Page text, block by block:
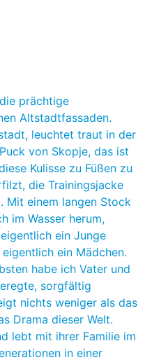
prächtige
Altstadtfassaden.
leuchtet traut in der
von Skopje, das ist
Kulisse zu Füßen zu
die Trainingsjacke
Mit einem langen Stock
im Wasser herum,
ein Junge
ein Mädchen.
habe ich Vater und
sorgfältig
nichts weniger als das
Drama dieser Welt.
lebt mit ihrer Familie im
in einer